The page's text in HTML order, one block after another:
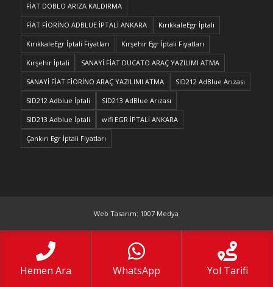
FİAT DOBLO ARIZA KALDIRMA
FİAT FİORİNO ADBLUE İPTALİ ANKARA KırıkkaleEgr İptali
KırıkkaleEgr İptali Fiyatları Kırşehir Egr İptali Fiyatları
Kırşehir İptali SANAYİ FİAT DUCATO ARAÇ YAZILIMI ATMA
SANAYİ FİAT FİORİNO ARAÇ YAZILIMI ATMA SID212 AdBlue Arızası
SID212 Adblue İptali SID213 AdBlue Arızası
SID213 Adblue İptali wifi EGR İPTALİ ANKARA
Çankırı Egr İptali Fiyatları
Web Tasarım: 1007 Medya
Hemen Ara WhatsApp Yol Tarifi